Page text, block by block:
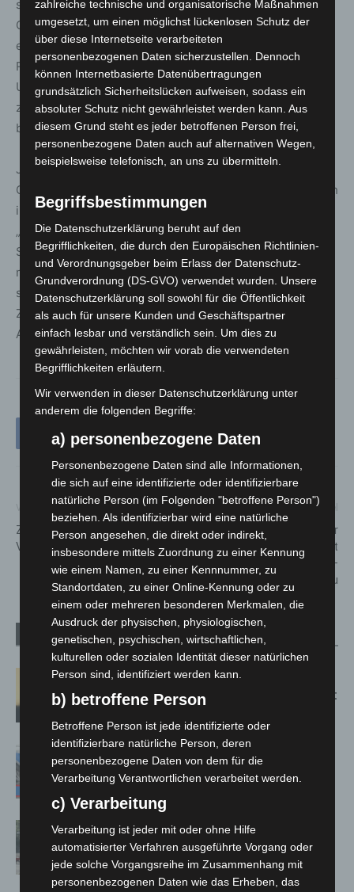
stand. Es freut mich sehr, dass junge Menschen diese
Gelegenheit nutzen“, sagt Michaela Zach. Thomas Franz
ergänzt: „Dies ist ein riesiger Vorteil für den
Rettungsdienst, möglichen Nachwuchs zu begeistern.
Uns tut es auch gut, neue und junge Menschen im Team
zu haben. Sie bringen viel Input, ticken anders und
bringen ihre eigenen Erfahrungen mit.“
Jette und Minje, Stephanie und Niklas teilen viele
Gemeinsamkeiten, wissen aber jetzt schon, dass sie nach
ihrem BFD unterschiedliche Wege einschlagen werden.
„Ich möchte ein Musikstudium absolvieren“, sagt Niklas.
Seiner Schwester Stephanie weiß zwar noch nicht was,
möchte aber auf jeden Fall „im Ausland studieren“. Jette
sagt: „Ich möchte wie mein Vater Medizin studieren.“ Ihre
Zwillingsschwester Minje dagegen möchte „eine
Ausbildung zur Polizistin absolvieren.“
Zeugenaufruf: Unfall mit zwei
Verletzten auf der A2
Nächster Artikel
Jugendfeuerwehr
Langenhagen bekommt
eigenen Übungsanhänger –
aus Alt mach Neu
Verwandte Artikel Mehr vom Autor
Hannover: Erste Tigermücken-
Population in Niedersachsen entdeckt
Mann läuft mit Hockeyschläger über
A7 – Polizei sucht Zeugen
Gasleitung bei McDonald’s-Umbau in
Langenhagen beschädigt
zahlreiche technische und organisatorische Maßnahmen
umgesetzt, um einen möglichst lückenlosen Schutz der
über diese Internetseite verarbeiteten
personenbezogenen Daten sicherzustellen. Dennoch
können Internetbasierte Datenübertragungen
grundsätzlich Sicherheitslücken aufweisen, sodass ein
absoluter Schutz nicht gewährleistet werden kann. Aus
diesem Grund steht es jeder betroffenen Person frei,
personenbezogene Daten auch auf alternativen Wegen,
beispielsweise telefonisch, an uns zu übermitteln.
Begriffsbestimmungen
Die Datenschutzerklärung beruht auf den
Begrifflichkeiten, die durch den Europäischen Richtlinien-
und Verordnungsgeber beim Erlass der Datenschutz-
Grundverordnung (DS-GVO) verwendet wurden. Unsere
Datenschutzerklärung soll sowohl für die Öffentlichkeit
als auch für unsere Kunden und Geschäftspartner
einfach lesbar und verständlich sein. Um dies zu
gewährleisten, möchten wir vorab die verwendeten
Begrifflichkeiten erläutern.
Wir verwenden in dieser Datenschutzerklärung unter
anderem die folgenden Begriffe:
a) personenbezogene Daten
Personenbezogene Daten sind alle Informationen,
die sich auf eine identifizierte oder identifizierbare
natürliche Person (im Folgenden "betroffene Person")
beziehen. Als identifizierbar wird eine natürliche
Person angesehen, die direkt oder indirekt,
insbesondere mittels Zuordnung zu einer Kennung
wie einem Namen, zu einer Kennnummer, zu
Standortdaten, zu einer Online-Kennung oder zu
einem oder mehreren besonderen Merkmalen, die
Ausdruck der physischen, physiologischen,
genetischen, psychischen, wirtschaftlichen,
kulturellen oder sozialen Identität dieser natürlichen
Person sind, identifiziert werden kann.
b) betroffene Person
Betroffene Person ist jede identifizierte oder
identifizierbare natürliche Person, deren
personenbezogene Daten von dem für die
Verarbeitung Verantwortlichen verarbeitet werden.
c) Verarbeitung
Verarbeitung ist jeder mit oder ohne Hilfe
automatisierter Verfahren ausgeführte Vorgang oder
jede solche Vorgangsreihe im Zusammenhang mit
personenbezogenen Daten wie das Erheben, das